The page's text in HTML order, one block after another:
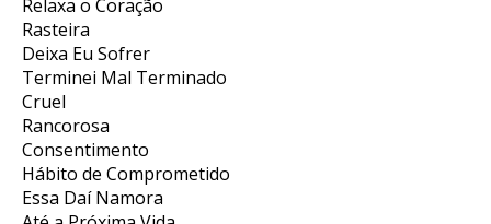
Relaxa o Coração
Rasteira
Deixa Eu Sofrer
Terminei Mal Terminado
Cruel
Rancorosa
Consentimento
Hábito de Comprometido
Essa Daí Namora